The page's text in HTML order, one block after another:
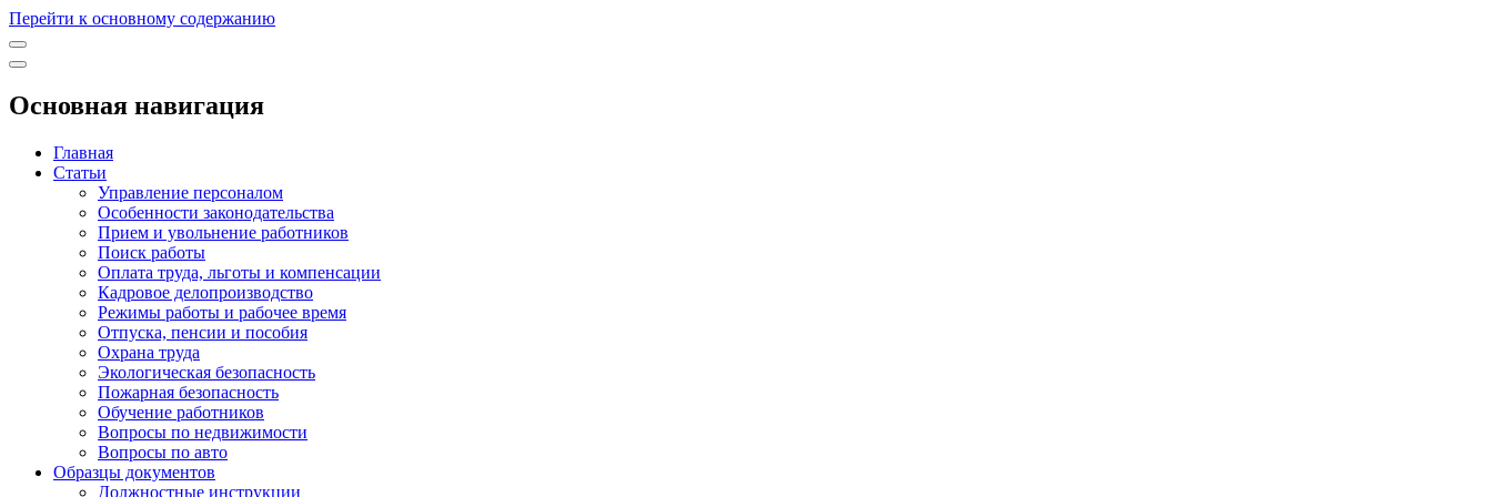
Перейти к основному содержанию
Основная навигация
Главная
Статьи
Управление персоналом
Особенности законодательства
Прием и увольнение работников
Поиск работы
Оплата труда, льготы и компенсации
Кадровое делопроизводство
Режимы работы и рабочее время
Отпуска, пенсии и пособия
Охрана труда
Экологическая безопасность
Пожарная безопасность
Обучение работников
Вопросы по недвижимости
Вопросы по авто
Образцы документов
Должностные инструкции